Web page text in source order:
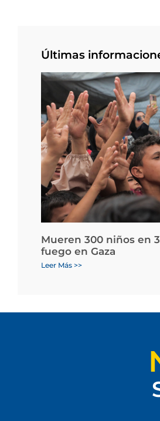
Últimas
Mueren 300 niños en
fuego en Gaza
Leer Más >>